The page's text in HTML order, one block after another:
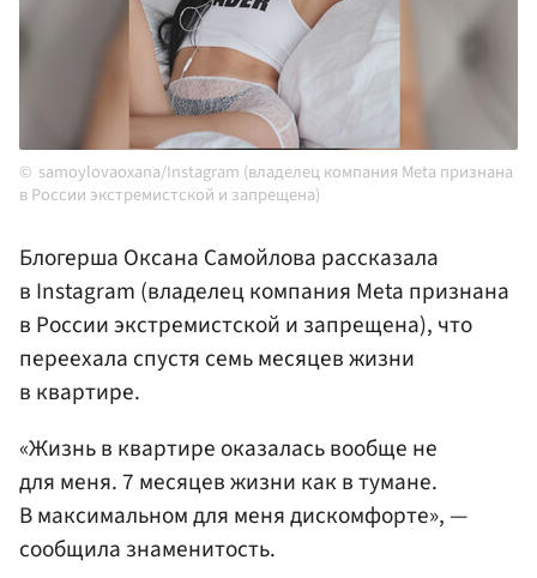
samoylovaoxana/Instagram (владелец компания Meta признана
в России экстремистской и запрещена)
Блогерша Оксана Самойлова рассказала
в Instagram (владелец компания Meta признана
в России экстремистской и запрещена), что
переехала спустя семь месяцев жизни
в квартире.
«Жизнь в квартире оказалась вообще не
для меня. 7 месяцев жизни как в тумане.
В максимальном для меня дискомфорте», —
сообщила знаменитость.